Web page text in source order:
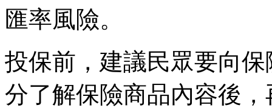
匯率風險。
投保前，建議民眾要向
分了解保險商品內容後